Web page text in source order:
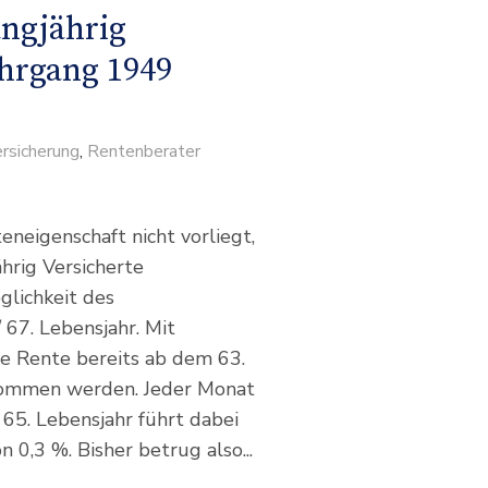
1949
, Rentenberater
nicht vorliegt,
Versicherte
des
Lebensjahr. Mit
Rente bereits ab dem 63.
werden. Jeder Monat
Lebensjahr führt dabei
0,3 %. Bisher betrug also...